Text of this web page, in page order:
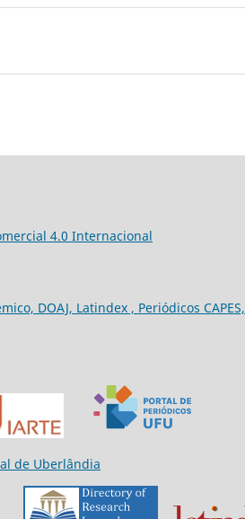
4.0 Internacional
DOAJ, Latindex , Periódicos CAPES,
de Uberlândia